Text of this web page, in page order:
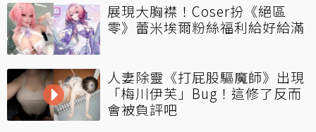
展現大胸襟！Coser扮《絕區
零》蕾米埃爾粉絲福利給好給滿
人妻除靈《打屁股驅魔師》出現
「梅川伊芙」Bug！這修了反而
會被負評吧